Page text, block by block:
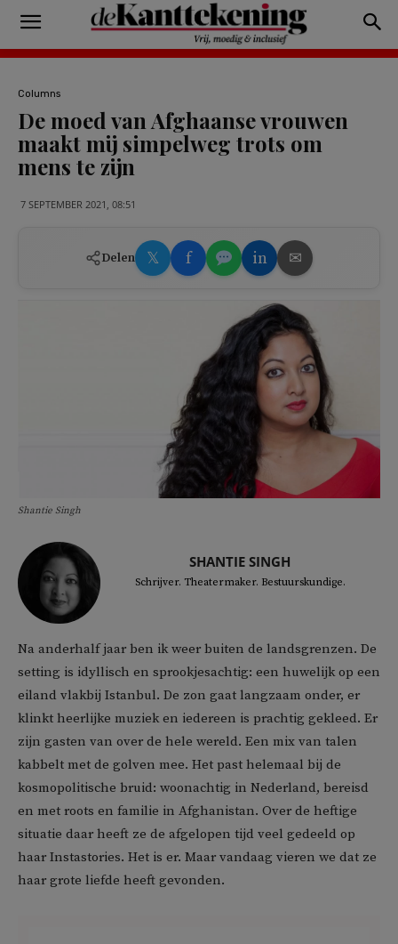
Columns
De moed van Afghaanse vrouwen
maakt mij simpelweg trots om
mens te zijn
7 SEPTEMBER 2021, 08:51
Delen 𝕏 f in ✉
Shantie Singh
SHANTIE SINGH
Schrijver. Theatermaker. Bestuurskundige.
Na anderhalf jaar ben ik weer buiten de landsgrenzen. De
setting is idyllisch en sprookjesachtig: een huwelijk op een
eiland vlakbij Istanbul. De zon gaat langzaam onder, er
klinkt heerlijke muziek en iedereen is prachtig gekleed. Er
zijn gasten van over de hele wereld. Een mix van talen
kabbelt met de golven mee. Het past helemaal bij de
kosmopolitische bruid: woonachtig in Nederland, bereisd
en met roots en familie in Afghanistan. Over de heftige
situatie daar heeft ze de afgelopen tijd veel gedeeld op
haar Instastories. Het is er. Maar vandaag vieren we dat ze
haar grote liefde heeft gevonden.